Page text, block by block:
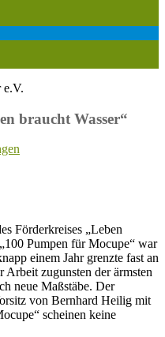
braucht Wasser“
Förderkreises „Leben
Pumpen für Mocupe“ war
einem Jahr grenzte fast an
Arbeit zugunsten der ärmsten
neue Maßstäbe. Der
von Bernhard Heilig mit
scheinen keine